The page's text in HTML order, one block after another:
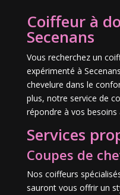
Coiffeur à
Secenans
Vous recherchez un
expérimenté à
chevelure dans le
plus, notre service de
répondre à vos
Services
Coupes de
Nos coiffeurs
sauront vous offrir un